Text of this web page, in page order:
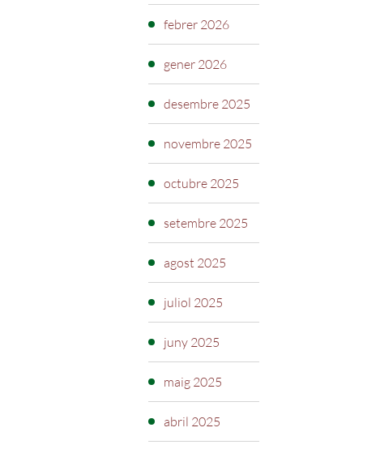
febrer 2026
gener 2026
desembre 2025
novembre 2025
octubre 2025
setembre 2025
agost 2025
juliol 2025
juny 2025
maig 2025
abril 2025